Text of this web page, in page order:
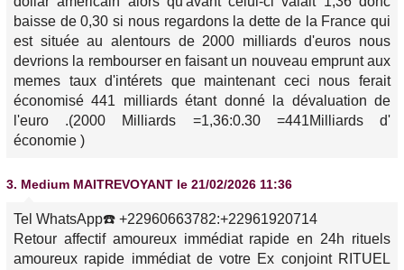
baisse de 0,30 si nous regardons la dette de la France qui
est située au alentours de 2000 milliards d'euros nous
devrions la rembourser en faisant un nouveau emprunt aux
memes taux d'intérets que maintenant ceci nous ferait
économisé 441 milliards étant donné la dévaluation de
l'euro .(2000 Milliards =1,36:0.30 =441Milliards d'
économie )
3. Medium MAITREVOYANT le 21/02/2026 11:36
Tel WhatsApp☎️ +22960663782:+22961920714
Retour affectif amoureux immédiat rapide en 24h rituels
amoureux rapide immédiat de votre Ex conjoint RITUEL